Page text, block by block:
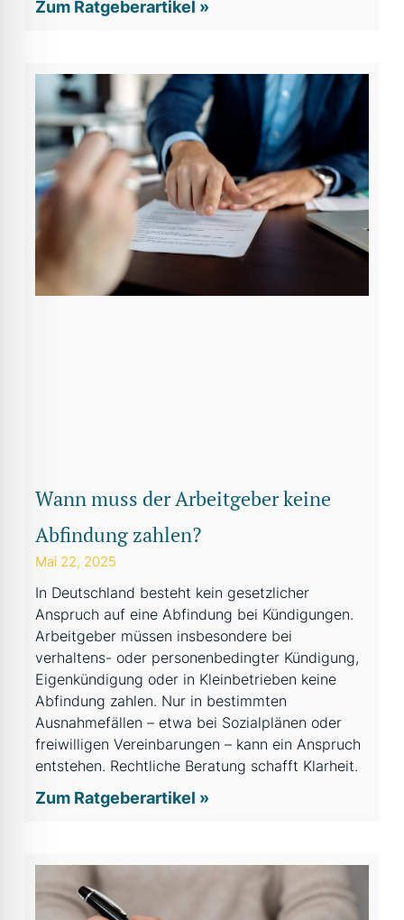
Zum Ratgeberartikel »
Wann muss der Arbeitgeber keine
Abfindung zahlen?
Mai 22, 2025
In Deutschland besteht kein gesetzlicher
Anspruch auf eine Abfindung bei Kündigungen.
Arbeitgeber müssen insbesondere bei
verhaltens- oder personenbedingter Kündigung,
Eigenkündigung oder in Kleinbetrieben keine
Abfindung zahlen. Nur in bestimmten
Ausnahmefällen – etwa bei Sozialplänen oder
freiwilligen Vereinbarungen – kann ein Anspruch
entstehen. Rechtliche Beratung schafft Klarheit.
Zum Ratgeberartikel »